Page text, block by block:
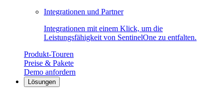
Integrationen und Partner
Integrationen mit einem Klick, um die
Leistungsfähigkeit von SentinelOne zu entfalten.
Produkt-Touren
Preise & Pakete
Demo anfordern
Lösungen